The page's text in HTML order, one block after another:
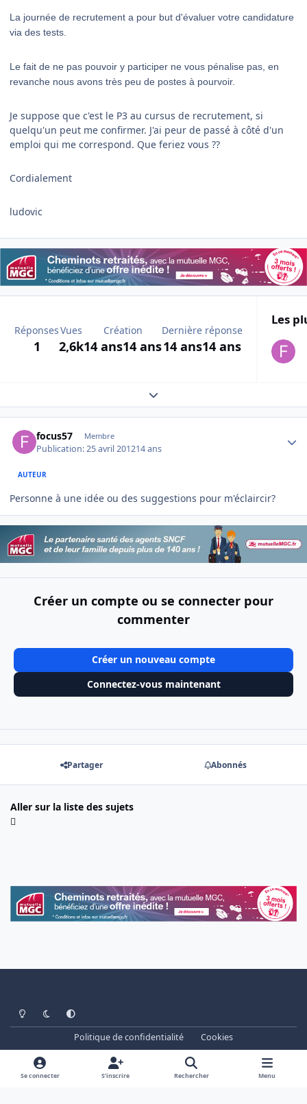
La journée de recrutement a pour but d'évaluer votre candidature
via des tests.
Le fait de ne pas pouvoir y participer ne vous pénalise pas, en
revanche nous avons très peu de postes à pourvoir.
Je suppose que c'est le P3 au cursus de recrutement, si
quelqu'un peut me confirmer. J'ai peur de passé à côté d'un
emploi qui me correspond. Que feriez vous ??
Cordialement
ludovic
Réponses
1
Vues
2,6k
Création
14 ans14 ans
Dernière réponse
14 ans14 ans
Les
Expand topic overview
focus57 Membre
Publication:25 avril 201214 ans
AUTEUR
Personne à une idée ou des suggestions pour m'éclaircir?
Créer un compte ou se connecter pour
commenter
Créer un nouveau compte
Connectez-vous maintenant
Partager Abonnés
Aller sur la liste des sujets
Light ModeDark ModeSystem Preference
Politique de confidentialité
Cookies
www.cheminots.net - Forum Libre depuis 2003
Powered by
Invision Community
Se connecter S’inscrire Rechercher Menu